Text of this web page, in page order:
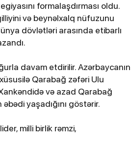
formalaşdırması oldu.
və beynəlxalq nüfuzunu
dövlətləri arasında etibarlı
davam etdirilir. Azərbaycanın
Qarabağ zəfəri Ulu
və azad Qarabağ
yaşadığını göstərir.
milli birlik rəmzi,